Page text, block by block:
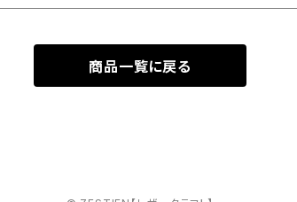
商品一覧に戻る